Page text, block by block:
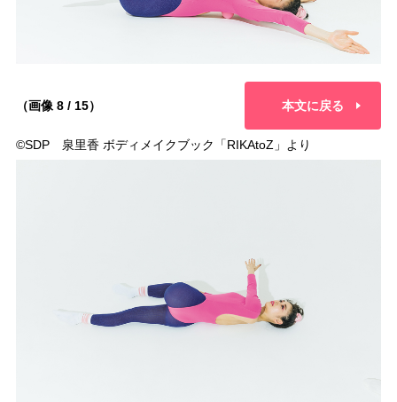
（画像 8 / 15） 本文に戻る
©︎SDP 泉里香 ボディメイクブック「RIKAtoZ」より